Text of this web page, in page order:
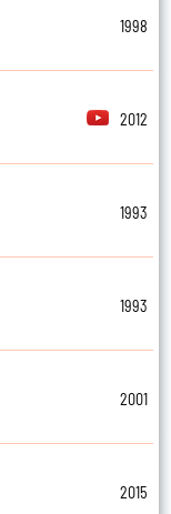
1998
2012
1993
1993
2001
2015